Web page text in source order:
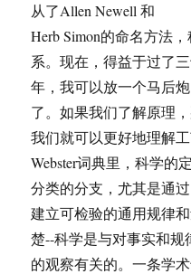
从了Allen Newell 和
Herb Simon的命名方法
系。现在，得益于过了
年，我可以放一个马后
了。如果我们了解原理
我们就可以更好地理解
Webster词典里，科学的
分类的分支，尤其是通过
建立可检验的通用规律
楚--科学是与对事实和规
的观察有关的。一条学